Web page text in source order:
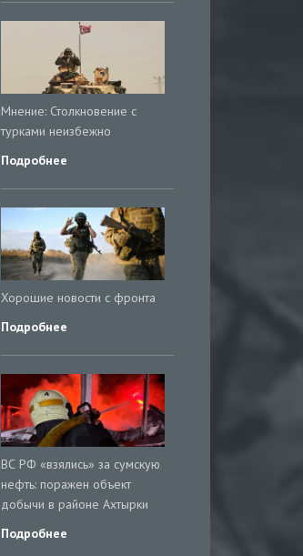
Мнение: Столкновение с
турками неизбежно
Подробнее
Хорошие новости с фронта
Подробнее
ВС РФ «взялись» за сумскую
нефть: поражен объект
добычи в районе Ахтырки
Подробнее